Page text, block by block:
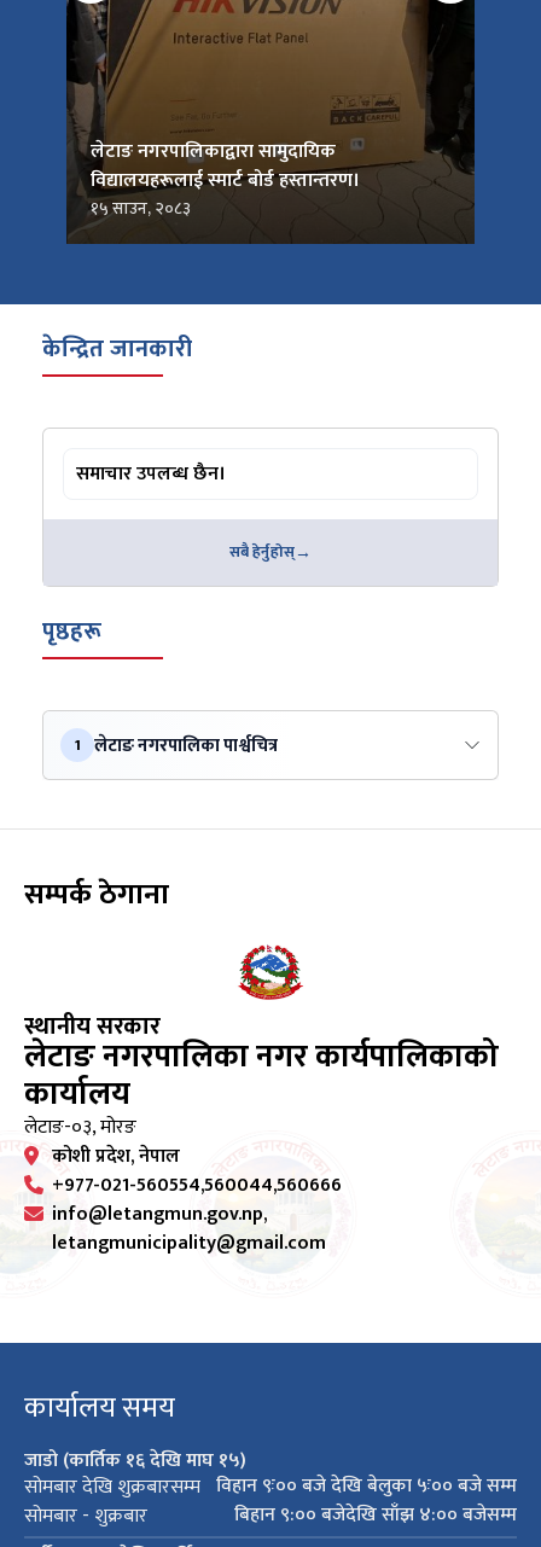
लेटाङ नगरपालिकाद्वारा सामुदायिक
विद्यालयहरूलाई स्मार्ट बोर्ड हस्तान्तरण।
१५ साउन, २०८३
केन्द्रित जानकारी
समाचार उपलब्ध छैन।
सबै हेर्नुहोस्
पृष्ठहरू
1 लेटाङ नगरपालिका पार्श्वचित्र
सम्पर्क ठेगाना
स्थानीय सरकार
लेटाङ नगरपालिका नगर कार्यपालिकाको
कार्यालय
लेटाङ-०३, मोरङ
कोशी प्रदेश, नेपाल
+977-021-560554,560044,560666
info@letangmun.gov.np,
letangmunicipality@gmail.com
कार्यालय समय
जाडो (कार्तिक १६ देखि माघ १५)
सोमबार देखि शुक्रबारसम्म विहान ९ः०० बजे देखि बेलुका ५ः०० बजे सम्म
सोमबार - शुक्रबार
बिहान ९:०० बजेदेखि साँझ ४:०० बजेसम्म